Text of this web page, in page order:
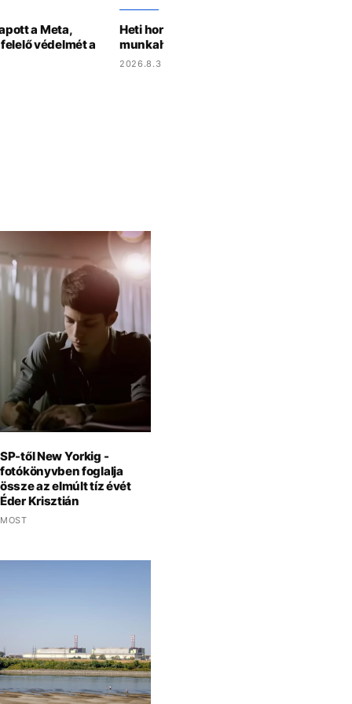
a Meta,
védelmét a
Heti horoszkóp: a Skorpiók randizni
munkahelyi krásst, a Kosok új barátokat
2026.8.3 15:07
SP-től New Yorkig -
fotókönyvben foglalja
össze az elmúlt tíz évét
Éder Krisztián
MOST